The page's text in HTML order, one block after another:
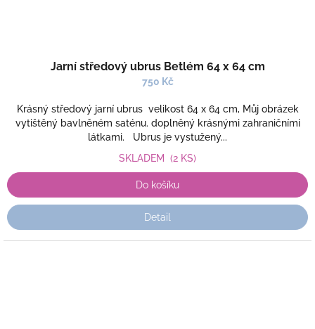
Jarní středový ubrus Betlém 64 x 64 cm
750 Kč
Krásný středový jarní ubrus velikost 64 x 64 cm, Můj obrázek
vytištěný bavlněném saténu. doplněný krásnými zahraničními
látkami. Ubrus je vystužený...
SKLADEM (2 KS)
Do košíku
Detail